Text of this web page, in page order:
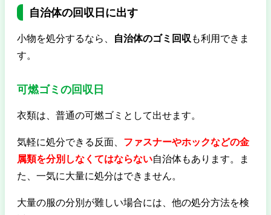
自治体の回収日に出す
小物を処分するなら、 自治体のゴミ回収も利用できま
す。
可燃ゴミの回収日
衣類は、普通の可燃ゴミとして出せます。
気軽に処分できる反面、 ファスナーやホックなどの金
属類を分別しなくてはならない自治体もあります。ま
た、一気に大量に処分はできません。
大量の服の分別が難しい場合には、他の処分方法を検